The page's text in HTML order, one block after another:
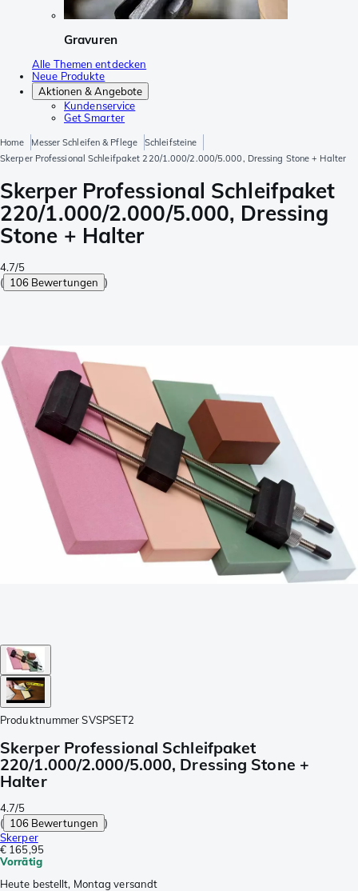
Gravuren
Alle Themen entdecken
Neue Produkte
Aktionen & Angebote
Kundenservice
Get Smarter
Home Messer Schleifen & Pflege
Schleifsteine
Skerper Professional Schleifpaket 220/1.000/2.000/5.000, Dressing Stone + Halter
Skerper Professional Schleifpaket
220/1.000/2.000/5.000, Dressing
Stone + Halter
4.7/5
( 106 Bewertungen )
Produktnummer SVSPSET2
Skerper Professional Schleifpaket
220/1.000/2.000/5.000, Dressing Stone +
Halter
4.7/5
( 106 Bewertungen )
Skerper
€ 165,95
Vorrätig
Heute bestellt, Montag versandt